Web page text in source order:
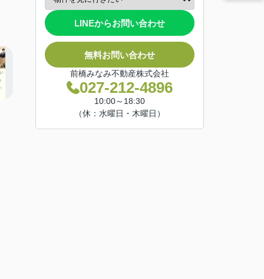
LINEからお問い合わせ
無料お問い合わせ
前橋みなみ不動産株式会社
027-212-4896
10:00～18:30
（休：水曜日・木曜日）